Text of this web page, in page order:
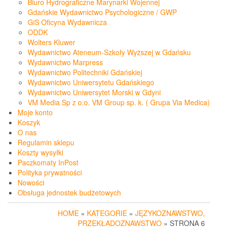
Biuro Hydrograficzne Marynarki Wojennej
Gdańskie Wydawnictwo Psychologiczne / GWP
GiS Oficyna Wydawnicza
ODDK
Wolters Kluwer
Wydawnictwo Ateneum-Szkoły Wyższej w Gdańsku
Wydawnictwo Marpress
Wydawnictwo Politechniki Gdańskiej
Wydawnictwo Uniwersytetu Gdańskiego
Wydawnictwo Uniwersytet Morski w Gdyni
VM Media Sp z o.o. VM Group sp. k. ( Grupa Via Medica)
Moje konto
Koszyk
O nas
Regulamin sklepu
Koszty wysyłki
Paczkomaty InPost
Polityka prywatności
Nowości
Obsługa jednostek budżetowych
HOME » KATEGORIE » JĘZYKOZNAWSTWO,
PRZEKŁADOZNAWSTWO » STRONA 6